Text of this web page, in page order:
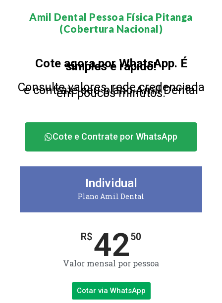
Amil Dental Pessoa Física Pitanga
(Cobertura Nacional)​
Cote agora por WhatsApp. É
simples e rápido!
Consulte valores, rede credenciada
e contrate seu plano Amil Dental
em poucos minutos.
Cote e Contrate por WhatsApp
Individual
Plano Amil Dental
R$4250
Valor mensal por pessoa
Cotar via WhatsApp